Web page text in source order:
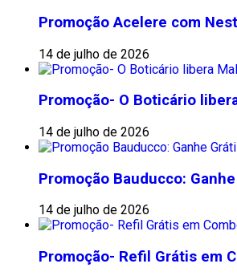
Promoção Acelere com
14 de julho de 2026
Promoção- O Boticário
14 de julho de 2026
Promoção Bauducco:
14 de julho de 2026
Promoção- Refil Grátis em